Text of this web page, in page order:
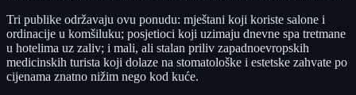
Tri publike održavaju ovu ponudu: mještani koji koriste salone i
ordinacije u komšiluku; posjetioci koji uzimaju dnevne spa tretmane
u hotelima uz zaliv; i mali, ali stalan priliv zapadnoevropskih
medicinskih turista koji dolaze na stomatološke i estetske zahvate po
cijenama znatno nižim nego kod kuće.